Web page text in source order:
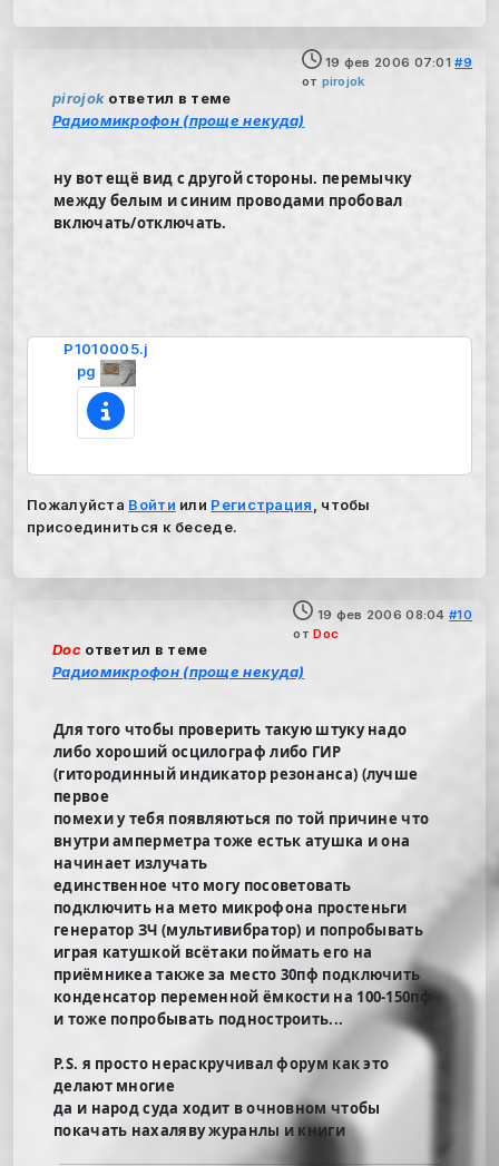
19 фев 2006 07:01 #9
от pirojok
pirojok ответил в теме
Радиомикрофон (проще некуда)
ну вот ещё вид с другой стороны. перемычку
между белым и синим проводами пробовал
включать/отключать.
P1010005.j
pg
Пожалуйста Войти или Регистрация, чтобы
присоединиться к беседе.
19 фев 2006 08:04 #10
отDoc
Docответил в теме
Радиомикрофон (проще некуда)
Для того чтобы проверить такую штуку надо
либо хороший осцилограф либо ГИР
(гитородинный индикатор резонанса) (лучше
первое
помехи у тебя появляються по той причине что
внутри амперметра тоже естьк атушка и она
начинает излучать
единственное что могу посоветовать
подключить на мето микрофона простеньги
генератор ЗЧ (мультивибратор) и попробывать
играя катушкой всётаки поймать его на
приёмникеа также за место 30пф подключить
конденсатор переменной ёмкости на 100-150пф
и тоже попробывать подностроить...
P.S. я просто нераскручивал форум как это
делают многие
да и народ суда ходит в очновном чтобы
покачать нахаляву журанлы и книги